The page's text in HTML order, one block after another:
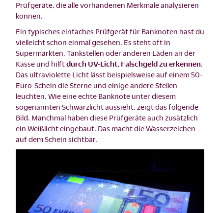
Prüfgeräte, die alle vorhandenen Merkmale analysieren
können.
Ein typisches einfaches Prüfgerät für Banknoten hast du
vielleicht schon einmal gesehen. Es steht oft in
Supermärkten, Tankstellen oder anderen Läden an der
Kasse und hilftdurch UV-Licht, Falschgeld zu erkennen
Das ultraviolette Licht lässt beispielsweise auf einem 50-
Euro-Schein die Sterne und einige andere Stellen
leuchten. Wie eine echte Banknote unter diesem
sogenannten Schwarzlicht aussieht, zeigt das folgende
Bild. Manchmal haben diese Prüfgeräte auch zusätzlich
ein Weißlicht eingebaut. Das macht die Wasserzeichen
auf dem Schein sichtbar.